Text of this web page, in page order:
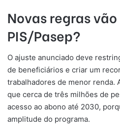
Novas regras
PIS/Pasep?
O ajuste anunciado deve
de beneficiários e criar um
trabalhadores de menor renda.
que cerca de três milhões de
acesso ao abono até 2030,
amplitude do programa.